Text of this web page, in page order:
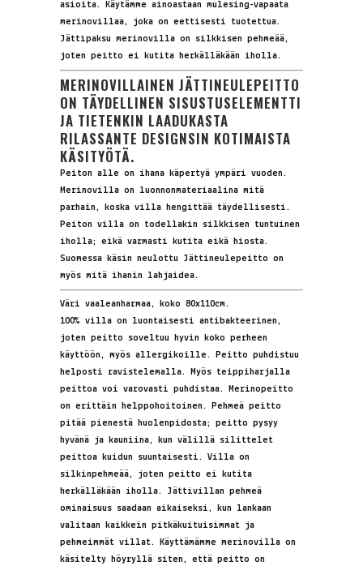
asioita. Käytämme ainoastaan mulesing-vapaata
merinovillaa, joka on eettisesti tuotettua.
Jättipaksu merinovilla on silkkisen pehmeää,
joten peitto ei kutita herkälläkään iholla.
MERINOVILLAINEN JÄTTINEULEPEITTO
ON TÄYDELLINEN SISUSTUSELEMENTTI
JA TIETENKIN LAADUKASTA
RILASSANTE DESIGNSIN KOTIMAISTA
KÄSITYÖTÄ.
Peiton alle on ihana käpertyä ympäri vuoden.
Merinovilla on luonnonmateriaalina mitä
parhain, koska villa hengittää täydellisesti.
Peiton villa on todellakin silkkisen tuntuinen
iholla; eikä varmasti kutita eikä hiosta.
Suomessa käsin neulottu Jättineulepeitto on
myös mitä ihanin lahjaidea.
Väri vaaleanharmaa, koko 80x110cm.
100% villa on luontaisesti antibakteerinen,
joten peitto soveltuu hyvin koko perheen
käyttöön, myös allergikoille. Peitto puhdistuu
helposti ravistelemalla. Myös teippiharjalla
peittoa voi varovasti puhdistaa. Merinopeitto
on erittäin helppohoitoinen. Pehmeä peitto
pitää pienestä huolenpidosta; peitto pysyy
hyvänä ja kauniina, kun välillä silittelet
peittoa kuidun suuntaisesti. Villa on
silkinpehmeää, joten peitto ei kutita
herkälläkään iholla. Jättivillan pehmeä
ominaisuus saadaan aikaiseksi, kun lankaan
valitaan kaikkein pitkäkuituisimmat ja
pehmeimmät villat. Käyttämämme merinovilla on
käsitelty höyryllä siten, että peitto on